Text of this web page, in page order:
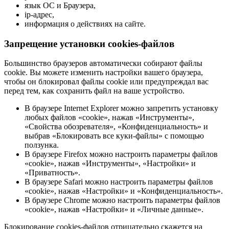
язык ОС и Браузера,
ip-адрес,
информация о действиях на сайте.
Запрещение установки cookies-файлов
Большинство браузеров автоматически собирают файлы
cookie. Вы можете изменить настройки вашего браузера,
чтобы он блокировал файлы cookie или предупреждал вас
перед тем, как сохранить файл на ваше устройство.
В браузере Internet Explorer можно запретить установку
любых файлов «cookie», нажав «Инструменты»,
«Свойства обозревателя», «Конфиденциальность» и
выбрав «Блокировать все куки-файлы» с помощью
ползунка.
В браузере Firefox можно настроить параметры файлов
«cookie», нажав «Инструменты», «Настройки» и
«Приватность».
В браузере Safari можно настроить параметры файлов
«cookie», нажав «Настройки» и «Конфиденциальность».
В браузере Chrome можно настроить параметры файлов
«cookie», нажав «Настройки» и «Личные данные».
Блокирование cookies-файлов отрицательно скажется на